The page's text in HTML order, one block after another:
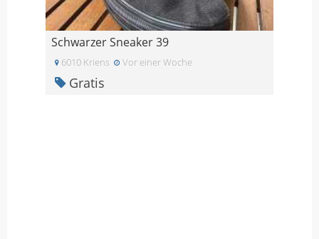
Schwarzer Sneaker 39
6010 Kriens Vor einer Woche
Gratis